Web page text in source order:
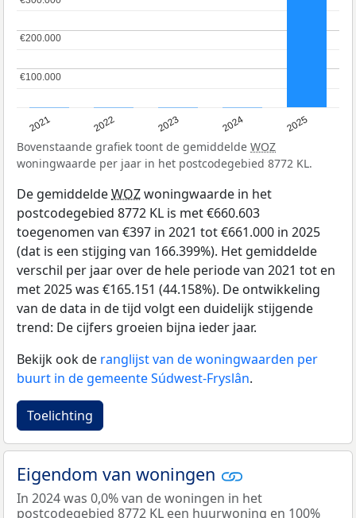
2021 2022 2023 2024 2025
€100.000
€100.000
€200.000
€200.000
Bovenstaande grafiek toont de gemiddelde WOZ
woningwaarde per jaar in het postcodegebied 8772 KL.
De gemiddeldeWOZwoningwaarde in het
postcodegebied 8772 KL is met €660.603
toegenomen van €397 in 2021 tot €661.000 in 2025
(dat is een stijging van 166.399%). Het gemiddelde
verschil per jaar over de hele periode van 2021 tot en
met 2025 was €165.151 (44.158%). De ontwikkeling
van de data in de tijd volgt een duidelijk stijgende
trend: De cijfers groeien bijna ieder jaar.
Bekijk ook de ranglijst van de woningwaarden per
buurt in de gemeente Súdwest-Fryslân.
Toelichting
Eigendom van woningen
In 2024 was 0,0% van de woningen in het
postcodegebied 8772 KL een huurwoning en 100%